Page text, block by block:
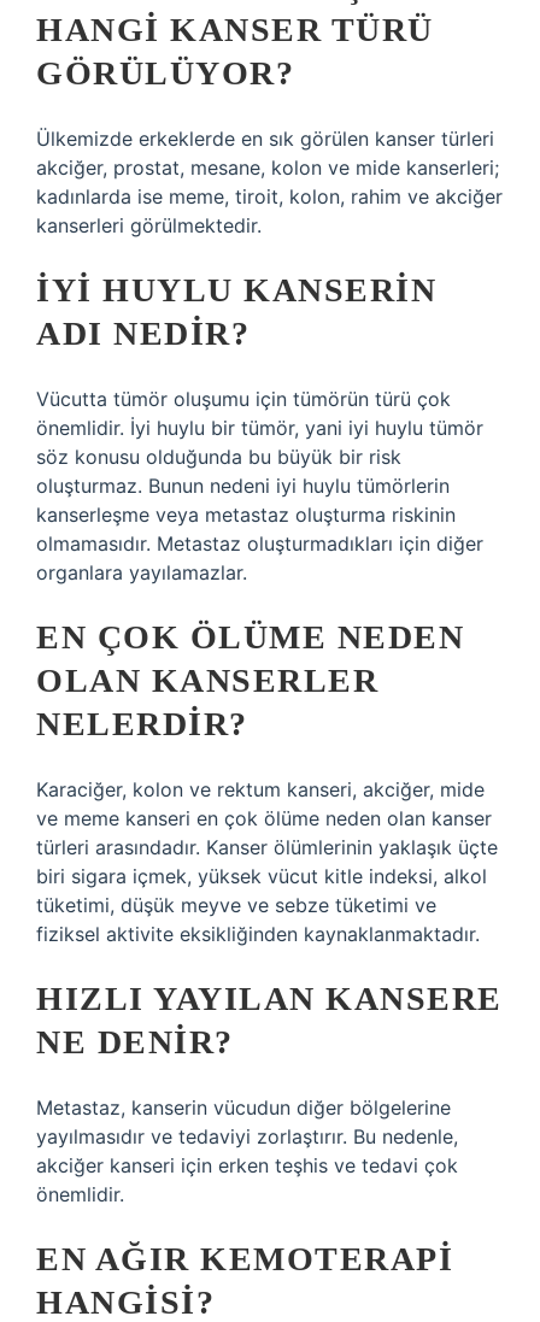
HANGI KANSER TÜRÜ
GÖRÜLÜYOR?
Ülkemizde erkeklerde en sık görülen kanser türleri
akciğer, prostat, mesane, kolon ve mide kanserleri;
kadınlarda ise meme, tiroit, kolon, rahim ve akciğer
kanserleri görülmektedir.
İYI HUYLU KANSERIN
ADI NEDIR?
Vücutta tümör oluşumu için tümörün türü çok
önemlidir. İyi huylu bir tümör, yani iyi huylu tümör
söz konusu olduğunda bu büyük bir risk
oluşturmaz. Bunun nedeni iyi huylu tümörlerin
kanserleşme veya metastaz oluşturma riskinin
olmamasıdır. Metastaz oluşturmadıkları için diğer
organlara yayılamazlar.
EN ÇOK ÖLÜME NEDEN
OLAN KANSERLER
NELERDIR?
Karaciğer, kolon ve rektum kanseri, akciğer, mide
ve meme kanseri en çok ölüme neden olan kanser
türleri arasındadır. Kanser ölümlerinin yaklaşık üçte
biri sigara içmek, yüksek vücut kitle indeksi, alkol
tüketimi, düşük meyve ve sebze tüketimi ve
fiziksel aktivite eksikliğinden kaynaklanmaktadır.
HIZLI YAYILAN KANSERE
NE DENIR?
Metastaz, kanserin vücudun diğer bölgelerine
yayılmasıdır ve tedaviyi zorlaştırır. Bu nedenle,
akciğer kanseri için erken teşhis ve tedavi çok
önemlidir.
EN AĞIR KEMOTERAPI
HANGISI?